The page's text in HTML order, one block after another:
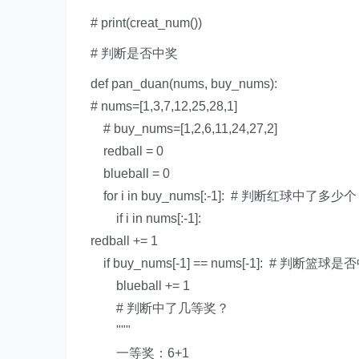
# print(creat_num())
# 判断是否中奖
def pan_duan(nums, buy_nums):
# nums=[1,3,7,12,25,28,1]
# buy_nums=[1,2,6,11,24,27,2]
redball = 0
blueball = 0
for i in buy_nums[:-1]: # 判断红球中了多少个
if i in nums[:-1]:
redball += 1
if buy_nums[-1] == nums[-1]: # 判断篮球是
blueball += 1
# 判断中了几等奖？
"""
一等奖：6+1